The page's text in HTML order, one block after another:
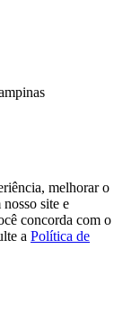
melhorar o
site e
concorda com o
a Política de